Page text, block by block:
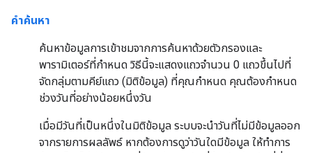
คำค้นหา
ค้นหาข้อมูลการเข้าชมจากการค้นหาด้วยตัวกรองและ
พารามิเตอร์ที่กำหนด วิธีนี้จะแสดงแถวจำนวน 0 แถวขึ้นไปที่
จัดกลุ่มตามคีย์แถว (มิติข้อมูล) ที่คุณกำหนด คุณต้องกำหนด
ช่วงวันที่อย่างน้อยหนึ่งวัน
เมื่อมีวันที่เป็นหนึ่งในมิติข้อมูล ระบบจะนำวันที่ไม่มีข้อมูลออก
จากรายการผลลัพธ์ หากต้องการดูว่าวันใดมีข้อมูล ให้ทำการ